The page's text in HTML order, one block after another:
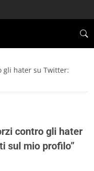
gli hater su Twitter:
contro gli hater
sul mio profilo”